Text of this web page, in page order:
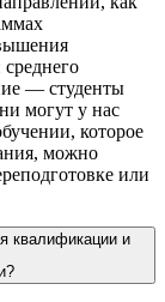
— студенты
могут у нас
которое
можно
или
квалификации и